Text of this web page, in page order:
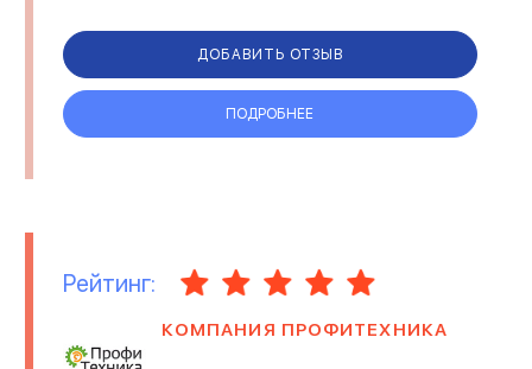
СТРАХОВАНИЕ СТРОИТЕЛЬСТВО И РЕМОНТ
ТРАНСПОРТНЫЕ УСЛУГИ ТУРИЗМ
УБОРКА ПОМЕЩЕНИЙ ЭЛЕКТРОННЫЕ ПРИБОРЫ
ДОБАВИТЬ ОТЗЫВ
ПОДРОБНЕЕ
Рейтинг:
КОМПАНИЯ ПРОФИТЕХНИКА